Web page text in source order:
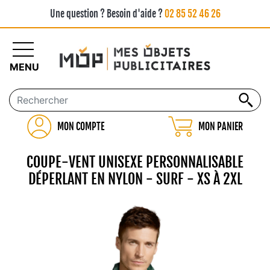
Une question ? Besoin d'aide ?02 85 52 46 26
MON COMPTE MON PANIER
MENU
COUPE-VENT UNISEXE PERSONNALISABLE
DÉPERLANT EN NYLON - SURF - XS À 2XL